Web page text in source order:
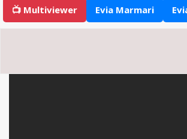
📺 Multiviewer Evia Marmari